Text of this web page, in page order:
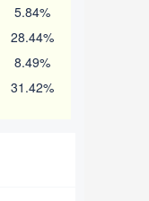
5.84%
28.44%
8.49%
31.42%